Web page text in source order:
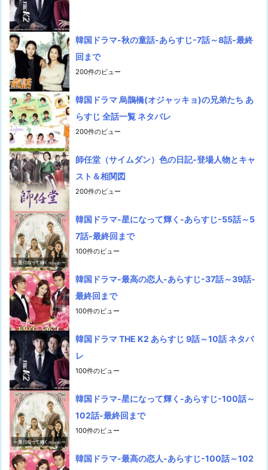
韓国ドラマ-秋の童話-あらすじ-7話～8話-最終
回まで
200件のビュー
韓国ドラマ 烏鵲橋(オジャッキョ)の兄弟たち あ
らすじ 全話一覧 ネタバレ
200件のビュー
師任堂（サイムダン）色の日記-登場人物とキャ
スト＆相関図
200件のビュー
韓国ドラマ-星になって輝く-あらすじ-55話～5
7話-最終回まで
100件のビュー
韓国ドラマ-最高の恋人-あらすじ-37話～39話-
最終回まで
100件のビュー
韓国ドラマ THE K2 あらすじ 9話～10話 ネタバ
レ
100件のビュー
韓国ドラマ-星になって輝く-あらすじ-100話～
102話-最終回まで
100件のビュー
韓国ドラマ-最高の恋人-あらすじ-100話～102